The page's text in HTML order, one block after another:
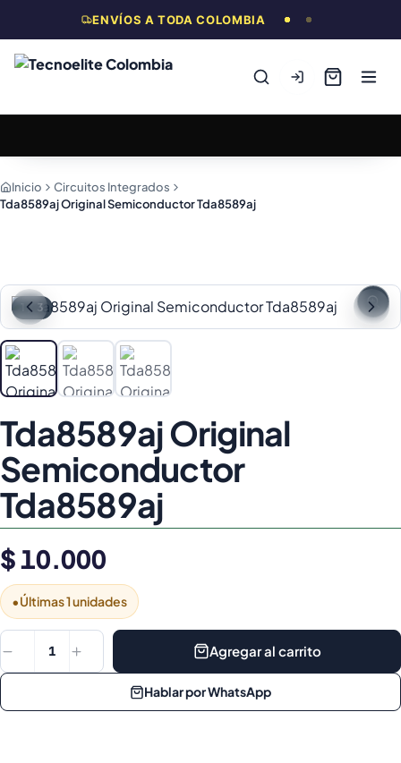
ENVÍOS A TODA COLOMBIA
Inicio
Circuitos Integrados
Tda8589aj Original Semiconductor Tda8589aj
/ 3
Tda8589aj Original
Semiconductor
Tda8589aj
$ 10.000
•Últimas 1 unidades
1 Agregar al carrito
Hablar por WhatsApp